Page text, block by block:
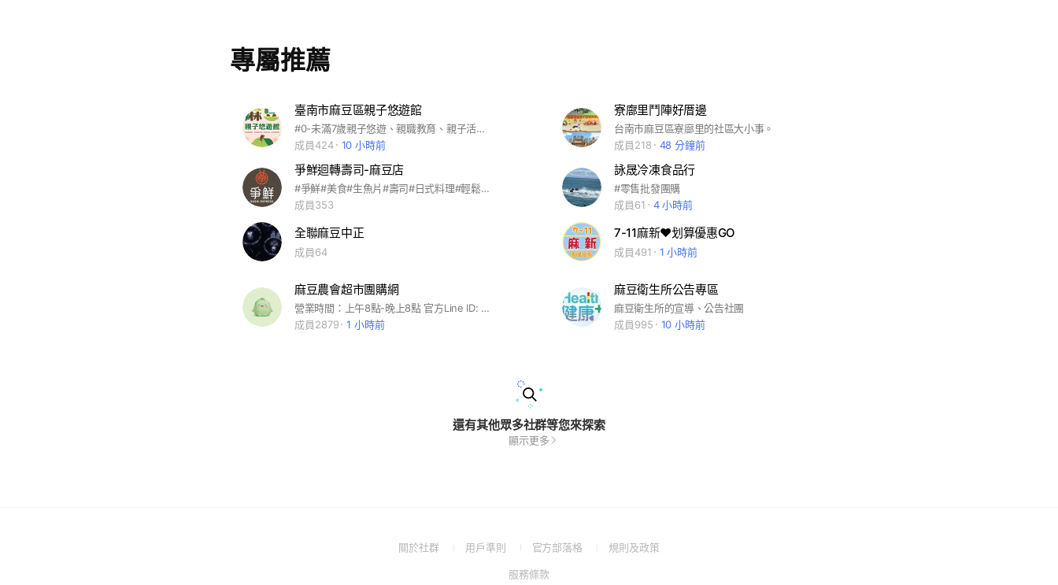
專屬推薦
臺南市麻豆區親子悠遊館
#0-未滿7歲親子悠遊、親職教育、親子活動、親子諮詢、二手玩具、幼教童書、社區親子發展、兒童發展篩檢、小團體活動
成員424
10 小時前
寮廍里鬥陣好厝邊
台南市麻豆區寮廍里的社區大小事。
成員218
48 分鐘前
爭鮮迴轉壽司-麻豆店
#爭鮮#美食#生魚片#壽司#日式料理#輕鬆享受每一天
成員353
詠晟冷凍食品行
#零售批發團購
成員61
4 小時前
全聯麻豆中正
成員64
7-11麻新♥划算優惠GO
成員491 1 小時前
麻豆農會超市團購網
營業時間：上午8點-晚上8點 官方Line ID: @urmadou 販售生鮮蔬果、各地特色農特產品、在地青農商品、伴手好禮、團購美食一站購足🛒
成員2879
1 小時前
麻豆衛生所公告專區
麻豆衛生所的宣導、公告社團
成員995
10 小時前
還有其他眾多社群等您來探索
顯示更多
關於社群
(Open用戶準則
(Open
a
官方部落格
(Open規則及政策(Open
服務條款(Open